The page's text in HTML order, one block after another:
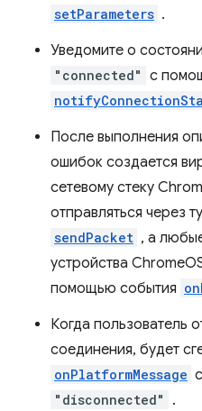
setParameters .
Уведомите о
"connected" с
После выполнения
ошибок создается
сетевому стеку
отправляться через
sendPacket , а
устройства
помощью события
Когда пользователь
соединения, будет
onPlatformMessage
"disconnected"
.